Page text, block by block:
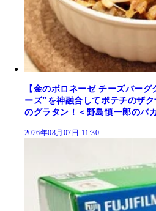
【金のボロネーゼ チーズバー
ーズ"を神融合してポテチのザ
のグラタン！＜野島慎一郎のバ
2026年08月07日 11:30